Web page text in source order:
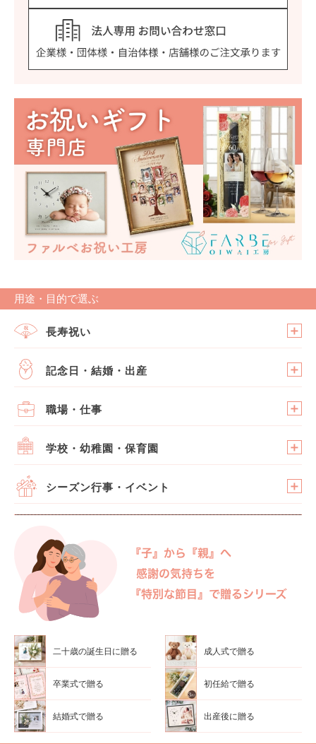
用途・目的で選ぶ
長寿祝い
記念日・結婚・出産
職場・仕事
学校・幼稚園・保育園
シーズン行事・イベント
二十歳の誕生日に贈る 成人式で贈る
卒業式で贈る 初任給で贈る
結婚式で贈る 出産後に贈る